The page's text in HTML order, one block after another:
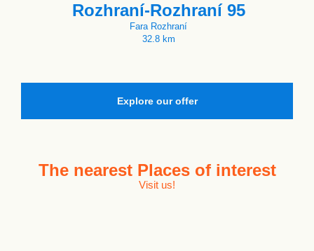
Rozhraní-Rozhraní 95
Fara Rozhraní
32.8 km
Explore our offer
The nearest Places of interest
Visit us!